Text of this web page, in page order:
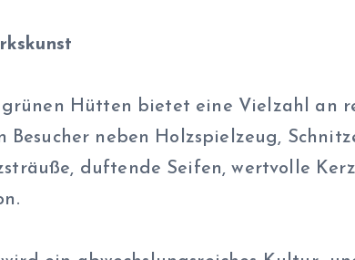
Hütten bietet eine Vielzahl an
neben Holzspielzeug,
duftende Seifen, wertvolle